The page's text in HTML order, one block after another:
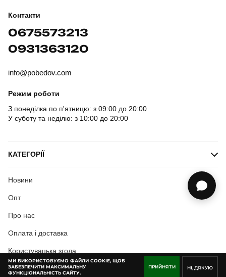
МИ ВИКОРИСТОВУЄМО ФАЙЛИ COOKIE, ЩОБ
ЗАБЕЗПЕЧИТИ МАКСИМАЛЬНУ
ФУНКЦІОНАЛЬНІСТЬ САЙТУ.
ПРИЙНЯТИ НІ, ДЯКУЮ
Контакти
0675573213
0931363120
info@pobedov.com
Режим роботи
З понеділка по п'ятницю: з 09:00 до 20:00
У суботу та неділю: з 10:00 до 20:00
КАТЕГОРІЇ
Новини
Опт
Про нас
Оплата і доставка
Користувацька згода